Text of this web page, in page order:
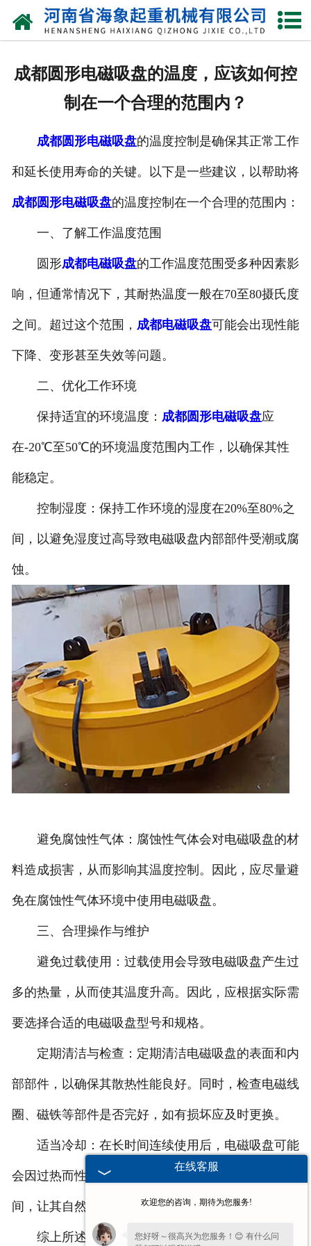
网站首页
厂区一角
联系我们
成都圆形电磁吸盘的温度，应该如何控
制在一个合理的范围内？
成都圆形电磁吸盘的温度控制是确保其正常工作
和延长使用寿命的关键。以下是一些建议，以帮助将
成都圆形电磁吸盘的温度控制在一个合理的范围内：
一、了解工作温度范围
圆形成都电磁吸盘的工作温度范围受多种因素影
响，但通常情况下，其耐热温度一般在70至80摄氏度
之间。超过这个范围， 成都电磁吸盘可能会出现性能
下降、变形甚至失效等问题。
二、优化工作环境
保持适宜的环境温度： 成都圆形电磁吸盘应
在-20℃至50℃的环境温度范围内工作，以确保其性
能稳定。
控制湿度：保持工作环境的湿度在20%至80%之
间，以避免湿度过高导致电磁吸盘内部部件受潮或腐
蚀。
避免腐蚀性气体：腐蚀性气体会对电磁吸盘的材
料造成损害，从而影响其温度控制。因此，应尽量避
免在腐蚀性气体环境中使用电磁吸盘。
三、合理操作与维护
避免过载使用：过载使用会导致电磁吸盘产生过
多的热量，从而使其温度升高。因此，应根据实际需
要选择合适的电磁吸盘型号和规格。
定期清洁与检查：定期清洁电磁吸盘的表面和内
部部件，以确保其散热性能良好。同时，检查电磁线
圈、磁铁等部件是否完好，如有损坏应及时更换。
适当冷却：在长时间连续使用后，电磁吸盘可能
会因过热而性能下降。此时，可以暂停使用一段时
间，让其自然冷却或采取其他冷却措施。
综上所述，通过了解工作温度范围、优化工作环
在线客服
欢迎您的咨询，期待为您服务!
您好呀～很高兴为您服务！😊 有什么问